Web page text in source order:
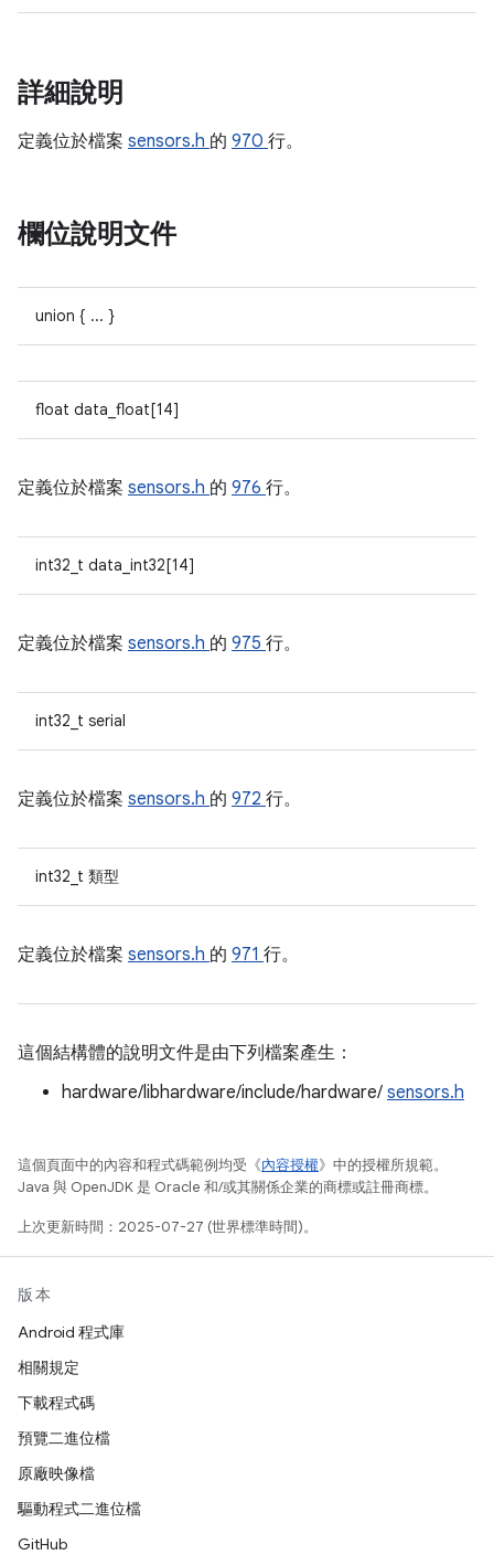
詳細說明
定義位於檔案 sensors.h 的 970 行。
欄位說明文件
union { ... }
float data_float[14]
定義位於檔案 sensors.h 的 976 行。
int32_t data_int32[14]
定義位於檔案 sensors.h 的 975 行。
int32_t serial
定義位於檔案 sensors.h 的 972 行。
int32_t 類型
定義位於檔案 sensors.h 的 971 行。
這個結構體的說明文件是由下列檔案產生：
hardware/libhardware/include/hardware/ sensors.h
這個頁面中的內容和程式碼範例均受《內容授權》中的授權所規範。
Java 與 OpenJDK 是 Oracle 和/或其關係企業的商標或註冊商標。
上次更新時間：2025-07-27 (世界標準時間)。
版本
Android 程式庫
相關規定
下載程式碼
預覽二進位檔
原廠映像檔
驅動程式二進位檔
GitHub